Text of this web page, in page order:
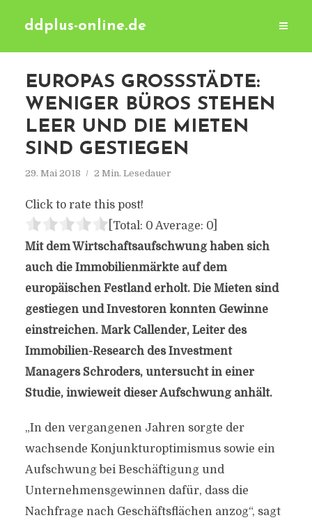
ddplus-online.de
EUROPAS GROSSSTÄDTE: W
ENIGER BÜROS STEHEN L
EER UND DIE MIETEN S
IND GESTIEGEN
29. Mai 2018 2 Min. Lesedauer
Click to rate this post!
[Total: 0 Average: 0]
Mit dem Wirtschaftsaufschwung haben sich
auch die Immobilienmärkte auf dem
europäischen Festland erholt. Die Mieten sind
gestiegen und Investoren konnten Gewinne
einstreichen. Mark Callender, Leiter des
Immobilien-Research des Investment
Managers Schroders, untersucht in einer
Studie, inwieweit dieser Aufschwung anhält.
„In den vergangenen Jahren sorgte der
wachsende Konjunkturoptimismus sowie ein
Aufschwung bei Beschäftigung und
Unternehmensgewinnen dafür, dass die
Nachfrage nach Geschäftsflächen anzog“, sagt